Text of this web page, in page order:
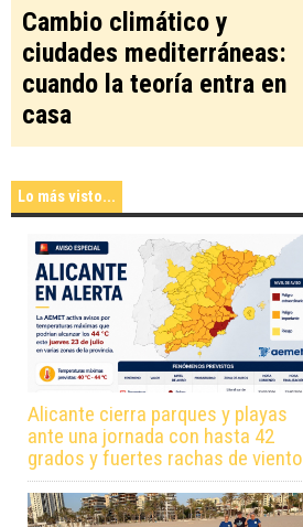
Cambio climático y
ciudades mediterráneas:
cuando la teoría entra en
casa
Lo más visto...
Alicante cierra parques y playas
ante una jornada con hasta 42
grados y fuertes rachas de viento